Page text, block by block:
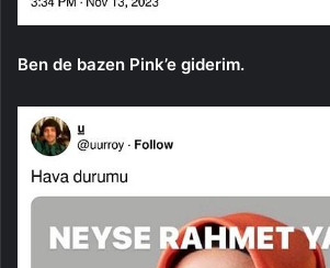
Ben de bazen Pink’e giderim.